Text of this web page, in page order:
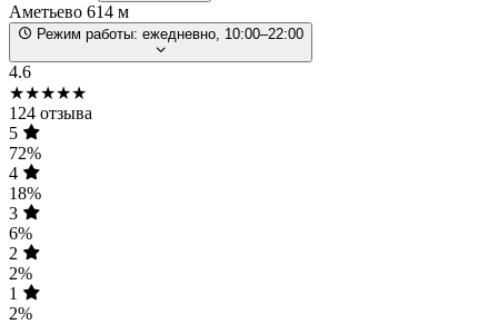
Аметьево 614 м
Режим работы: ежедневно, 10:00–22:00
4.6
★★★★★
124 отзыва
5
72%
4
18%
3
6%
2
2%
1
2%